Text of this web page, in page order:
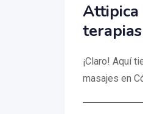
Attipica
¡Claro! Aquí
masajes en